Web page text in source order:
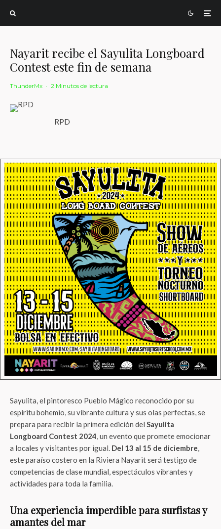
Nayarit recibe el Sayulita Longboard
Contest este fin de semana
ThunderMx · 2 Minutos de lectura
RPD
Sayulita, el pintoresco Pueblo Mágico reconocido por su
espíritu bohemio, su vibrante cultura y sus olas perfectas, se
prepara para recibir la primera edición del Sayulita
Longboard Contest 2024, un evento que promete emocionar
a locales y visitantes por igual. Del 13 al 15 de diciembre,
este paraíso costero en la Riviera Nayarit será testigo de
competencias de clase mundial, espectáculos vibrantes y
actividades para toda la familia.
Una experiencia imperdible para surfistas y
amantes del mar